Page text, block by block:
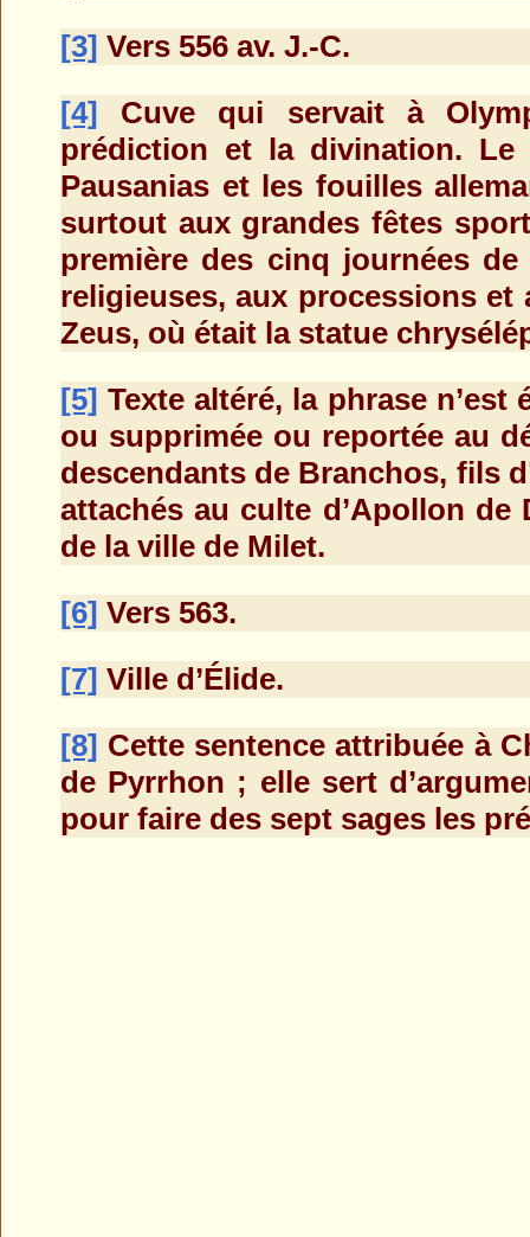
[3] Vers 556 av. J.-C.
[4] Cuve qui servait à
prédiction et la divination.
Pausanias et les fouilles
surtout aux grandes fêtes
première des cinq journées
religieuses, aux processions
Zeus, où était la statue
[5] Texte altéré, la phrase
ou supprimée ou reportée au
descendants de Branchos, fils
attachés au culte d’Apollon
de la ville de Milet.
[6] Vers 563.
[7] Ville d’Élide.
[8] Cette sentence attribuée à
de Pyrrhon ; elle sert
pour faire des sept sages les